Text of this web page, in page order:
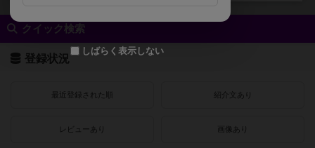
クイック検索
登録状況
最近登録された順 紹介文あり
レビューあり 画像あり
しばらく表示しない